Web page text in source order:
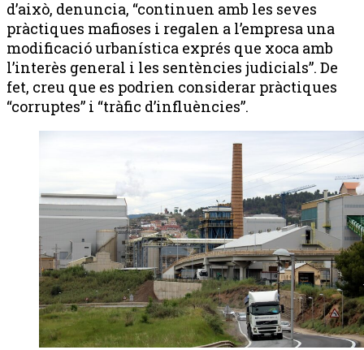
d’això, denuncia, “continuen amb les seves
pràctiques mafioses i regalen a l’empresa una
modificació urbanística exprés que xoca amb
l’interès general i les sentències judicials”. De
fet, creu que es podrien considerar pràctiques
“corruptes” i “tràfic d’influències”.